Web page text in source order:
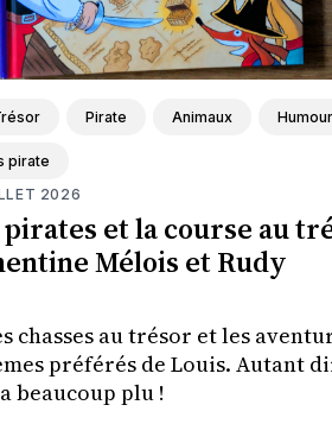
Pirate Animaux Humour
pirate
2026
pirates et la course au
Mélois et Rudy
au trésor et les aventures
préférés de Louis. Autant
beaucoup plu !